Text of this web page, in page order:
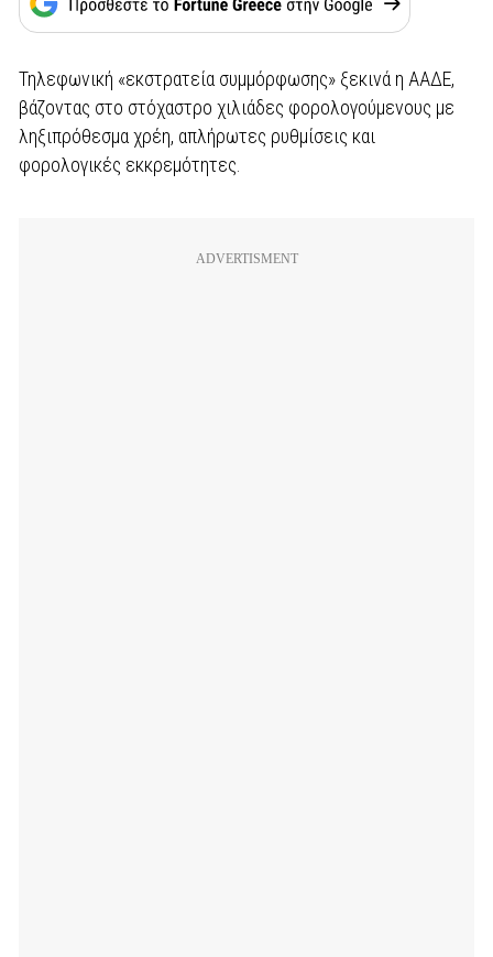
Τηλεφωνική «εκστρατεία συμμόρφωσης» ξεκινά η ΑΑΔΕ,
βάζοντας στο στόχαστρο χιλιάδες φορολογούμενους με
ληξιπρόθεσμα χρέη, απλήρωτες ρυθμίσεις και
φορολογικές εκκρεμότητες.